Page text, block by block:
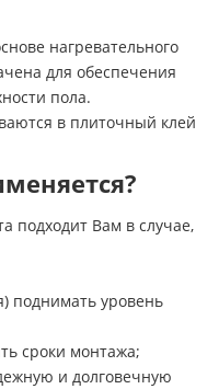
нагревательного
для обеспечения
пола.
в плиточный клей
подходит Вам в случае,
поднимать уровень
сроки монтажа;
и долговечную